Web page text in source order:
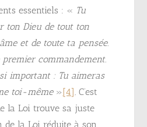
essentiels : « Tu
ton Dieu de tout ton
et de toute ta pensée.
premier commandement.
important : Tu aimeras
toi-même»[4]. C’est
la Loi trouve sa juste
de la Loi réduite à son